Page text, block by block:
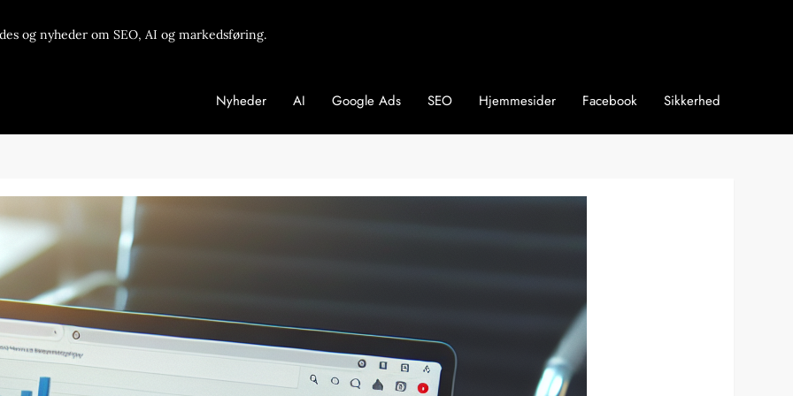
og nyheder om SEO, AI og markedsføring.
Nyheder AI Google Ads SEO Hjemmesider Facebook Sikkerhed